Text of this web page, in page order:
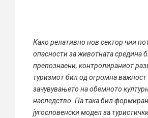
Како релативно нов сектор чии
опасности за животната средина
препознаени, контролираниот
туризмот бил од огромна важност
зачувувањето на обемното
наследство. Па така бил формиран
југословенски модел за